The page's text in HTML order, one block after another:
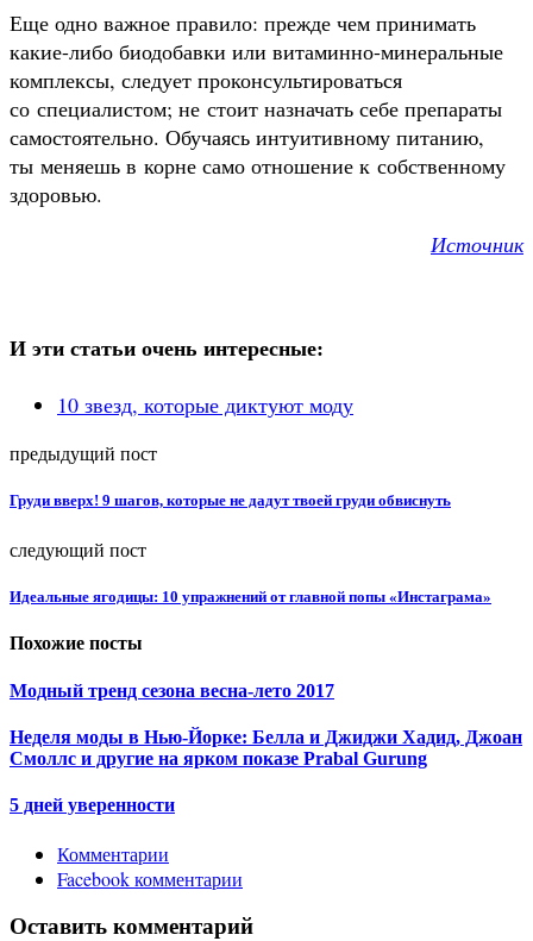
Еще одно важное правило: прежде чем принимать
какие-либо биодобавки или витаминно-минеральные
комплексы, следует проконсультироваться
со специалистом; не стоит назначать себе препараты
самостоятельно. Обучаясь интуитивному питанию,
ты меняешь в корне само отношение к собственному
здоровью.
Источник
И эти статьи очень интересные:
10 звезд, которые диктуют моду
предыдущий пост
Груди вверх! 9 шагов, которые не дадут твоей груди обвиснуть
следующий пост
Идеальные ягодицы: 10 упражнений от главной попы «Инстаграма»
Похожие посты
Модный тренд сезона весна-лето 2017
Неделя моды в Нью-Йорке: Белла и Джиджи Хадид, Джоан
Смоллс и другие на ярком показе Prabal Gurung
5 дней уверенности
Комментарии
Facebook комментарии
Оставить комментарий